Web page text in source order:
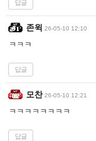
답글
존윅 26-05-10 12:10
ㅋㅋㅋ
답글
모찬 26-05-10 12:21
ㅋㅋㅋㅋㅋㅋㅋㅋ
답글